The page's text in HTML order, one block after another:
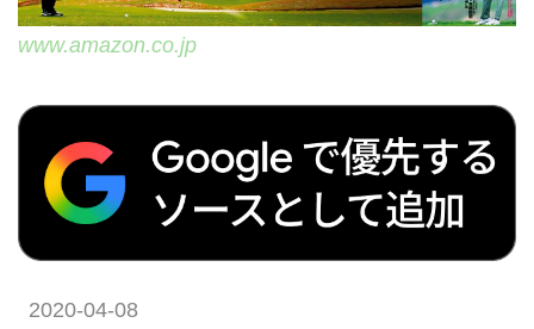
www.amazon.co.jp
2020-04-08